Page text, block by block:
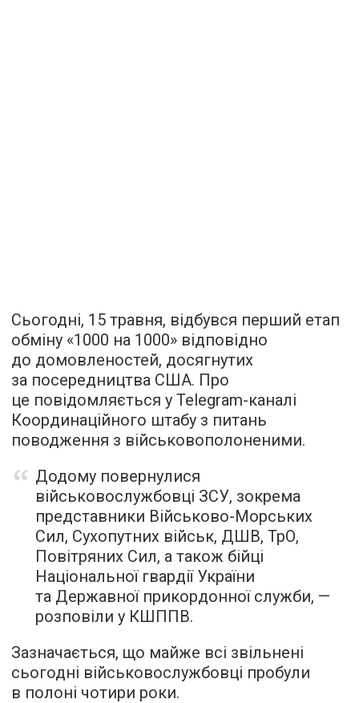
Сьогодні, 15 травня, відбувся перший етап
обміну «1000 на 1000» відповідно
до домовленостей, досягнутих
за посередництва США. Про
це повідомляється у Telegram-каналі
Координаційного штабу з питань
поводження з військовополоненими.
Додому повернулися
військовослужбовці ЗСУ, зокрема
представники Військово-Морських
Сил, Сухопутних військ, ДШВ, ТрО,
Повітряних Сил, а також бійці
Національної гвардії України
та Державної прикордонної служби, —
розповіли у КШППВ.
Зазначається, що майже всі звільнені
сьогодні військовослужбовці пробули
в полоні чотири роки.